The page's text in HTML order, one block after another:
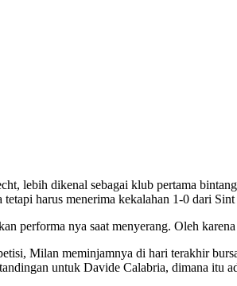
lebih dikenal sebagai klub pertama
harus menerima kekalahan 1-0 dari
performa nya saat menyerang. Oleh
Milan meminjamnya di hari terakhir
untuk Davide Calabria, dimana